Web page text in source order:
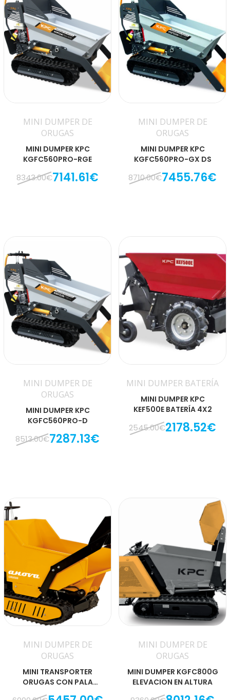
MINI DUMPER DE
ORUGAS
MINI DUMPER KPC
KGFC560PRO-RGE
8343.00€7141.61€
MINI DUMPER DE
ORUGAS
MINI DUMPER KPC
KGFC560PRO-GX DS
8710.00€7455.76€
MINI DUMPER DE
ORUGAS
MINI DUMPER KPC
KGFC560PRO-D
8513.00€7287.13€
MINI DUMPER BATERÍA
MINI DUMPER KPC
KEF500E BATERÍA 4X2
2545.00€2178.52€
MINI DUMPER DE
ORUGAS
MINI TRANSPORTER
ORUGAS CON PALA
CARGADORA ANOVA
MINI DUMPER DE
ORUGAS
MINI DUMPER KGFC800G
ELEVACION EN ALTURA